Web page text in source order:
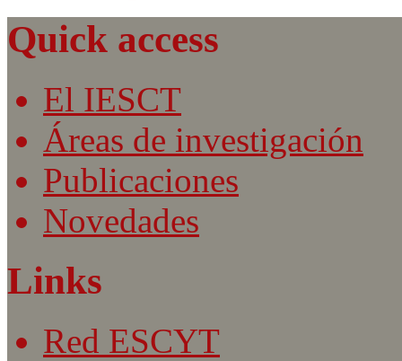
Quick access
El IESCT
Áreas de investigación
Publicaciones
Novedades
Links
Red ESCYT